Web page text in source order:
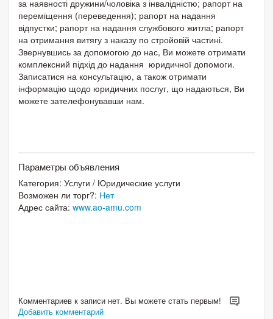
за наявності дружини/чоловіка з інвалідністю; рапорт на
переміщення (переведення); рапорт на надання
відпустки; рапорт на надання службового житла; рапорт
на отримання витягу з наказу по стройовій частині.
Звернувшись за допомогою до нас, Ви можете отримати
комплексний підхід до надання юридичної допомоги.
Записатися на консультацію, а також отримати
інформацію щодо юридичних послуг, що надаються, Ви
можете зателефонувавши нам.
Параметры объявления
Категория: Услуги / Юридические услуги
Возможен ли торг?: Нет
Адрес сайта: www.ao-amu.com
Комментариев к записи нет. Вы можете стать первым!
Добавить комментарий